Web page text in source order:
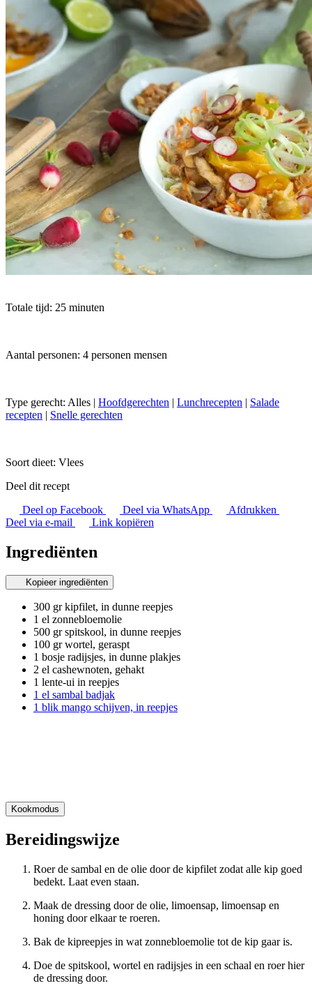
Totale tijd: 25 minuten
Aantal personen: 4 personen mensen
Type gerecht: Alles | Hoofdgerechten | Lunchrecepten | Salade
recepten | Snelle gerechten
Soort dieet: Vlees
Deel dit recept
Deel op Facebook
Deel via WhatsApp
Afdrukken
Deel via e-mail
Link kopiëren
Ingrediënten
Kopieer ingrediënten
300 gr kipfilet, in dunne reepjes
1 el zonnebloemolie
500 gr spitskool, in dunne reepjes
100 gr wortel, geraspt
1 bosje radijsjes, in dunne plakjes
2 el cashewnoten, gehakt
1 lente-ui in reepjes
1 el sambal badjak
1 blik mango schijven, in reepjes
Kookmodus
Bereidingswijze
Roer de sambal en de olie door de kipfilet zodat alle kip goed
bedekt. Laat even staan.
Maak de dressing door de olie, limoensap, limoensap en
honing door elkaar te roeren.
Bak de kipreepjes in wat zonnebloemolie tot de kip gaar is.
Doe de spitskool, wortel en radijsjes in een schaal en roer hier
de dressing door.